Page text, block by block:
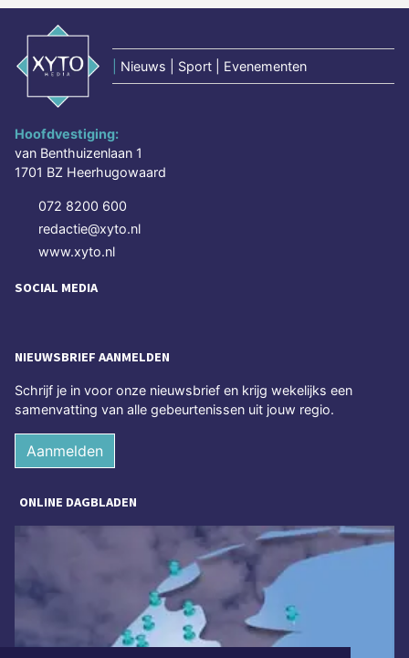
Nieuws | Sport | Evenementen
Hoofdvestiging:
van Benthuizenlaan 1
1701 BZ Heerhugowaard
072 8200 600
redactie@xyto.nl
www.xyto.nl
SOCIAL MEDIA
NIEUWSBRIEF AANMELDEN
Schrijf je in voor onze nieuwsbrief en krijg wekelijks een
samenvatting van alle gebeurtenissen uit jouw regio.
Aanmelden
ONLINE DAGBLADEN